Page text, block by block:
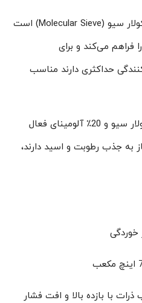
دارای 100٪ مولکولار سیو (Molecular Sieve) است
فراهم می‌کند و برای
حداکثری دارند مناسب
سری DCL: شامل 80٪ مولکولار سیو و 20٪ آلومینای فعال
به جذب رطوبت و اسید دارند،
خوردگی
جذب ذرات با بازده بالا و افت فشار